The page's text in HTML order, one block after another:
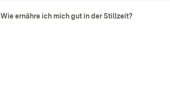
Wie ernähre ich mich gut in der Stillzeit?